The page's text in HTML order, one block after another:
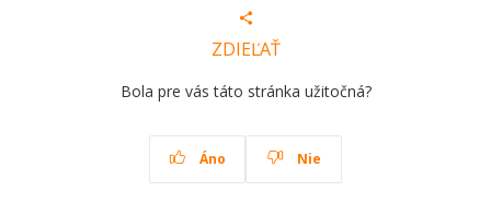
ZDIEĽAŤ
Bola pre vás táto stránka užitočná?
Áno Nie